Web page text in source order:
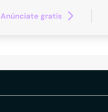
Anúnciate gratis